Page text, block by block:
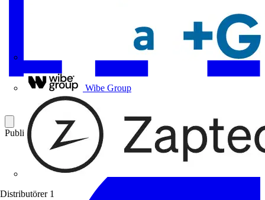
Wibe Group
Distributörer 1
Publicerad: 2 juni 2022 Kategori: Branschnyheter